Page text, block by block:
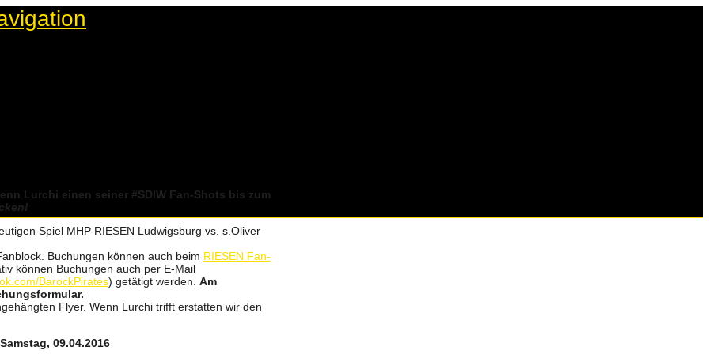
Lurchi einen seiner ‪#‎SDIW‬ Fan-Shots bis zum
Spiel MHP RIESEN Ludwigsburg vs. s.Oliver
Buchungen können auch beim RIESEN Fan-
können Buchungen auch per E-Mail
BarockPirates) getätigt werden. Am
Flyer. Wenn Lurchi trifft erstatten wir den
09.04.2016